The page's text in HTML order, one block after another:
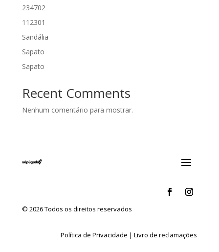
234702
112301
Sandália
Sapato
Sapato
Recent Comments
Nenhum comentário para mostrar.
© 2026 Todos os direitos reservados
Política de Privacidade |Livro de reclamações